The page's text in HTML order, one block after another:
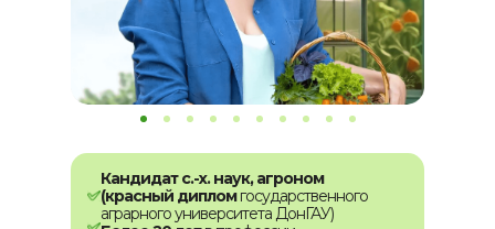
Кандидат с.-х. наук, агроном
(красный дипломгосударственного
аграрного университета ДонГАУ)